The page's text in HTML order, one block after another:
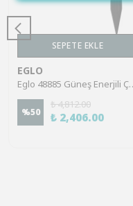
SEPETE EKLE
EGLO
Eglo 48885 Güneş Enerjili
%50
₺ 4,812.00
₺ 2,406.00